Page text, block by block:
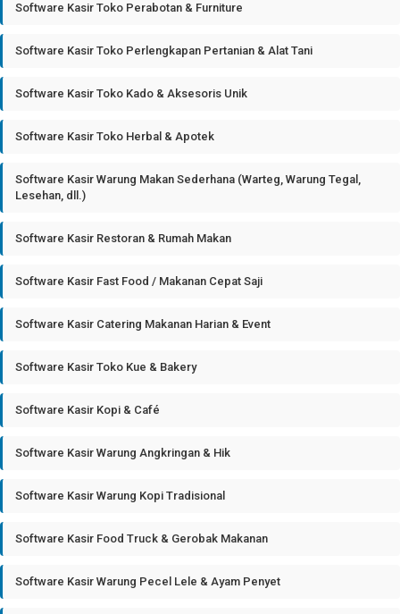
Software Kasir Toko Perabotan & Furniture
Software Kasir Toko Perlengkapan Pertanian & Alat Tani
Software Kasir Toko Kado & Aksesoris Unik
Software Kasir Toko Herbal & Apotek
Software Kasir Warung Makan Sederhana (Warteg, Warung Tegal,
Lesehan, dll.)
Software Kasir Restoran & Rumah Makan
Software Kasir Fast Food / Makanan Cepat Saji
Software Kasir Catering Makanan Harian & Event
Software Kasir Toko Kue & Bakery
Software Kasir Kopi & Café
Software Kasir Warung Angkringan & Hik
Software Kasir Warung Kopi Tradisional
Software Kasir Food Truck & Gerobak Makanan
Software Kasir Warung Pecel Lele & Ayam Penyet